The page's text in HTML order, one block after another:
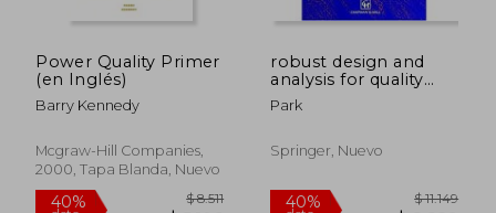
Power Quality Primer
(en Inglés)
Barry Kennedy
Mcgraw-Hill Companies,
2000, Tapa Blanda, Nuevo
robust design and
analysis for quality
engineering (en
Inglés)
Park
Springer, Nuevo